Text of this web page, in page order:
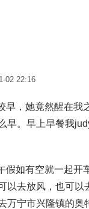
02 22:16
早，她竟然醒在
早。早上早餐我
假如有空就一起
以去放风，也可
万宁市兴隆镇的